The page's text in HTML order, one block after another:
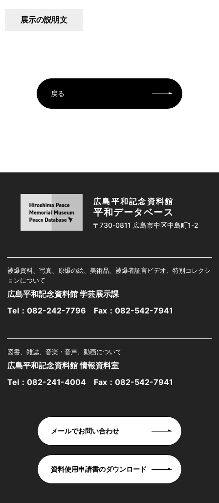
展示の説明文
戻る
広島平和記念資料館
平和データベース
〒730-0811 広島市中区中島町1-2
被爆資料、写真、原爆の絵、美術品、被爆者証言ビデオ、特別コレクシ
ョンについて
広島平和記念資料館 学芸展示課
Tel： 082-242-7796 Fax：082-542-7941
図書、雑誌、音楽・音声、動画について
広島平和記念資料館 情報資料室
Tel： 082-241-4004 Fax：082-542-7941
メールでお問い合わせ
資料使用申請書のダウンロード